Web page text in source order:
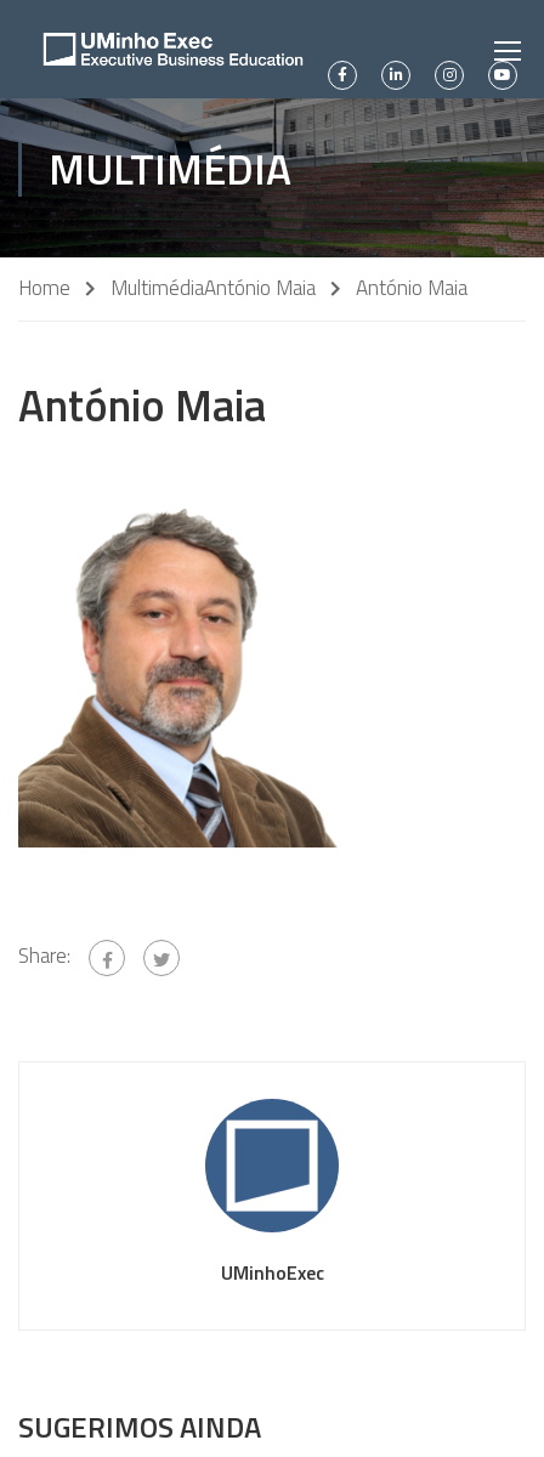
MULTIMÉDIA
Home MultimédiaAntónio Maia António Maia
António Maia
Share:
UMinhoExec
SUGERIMOS AINDA